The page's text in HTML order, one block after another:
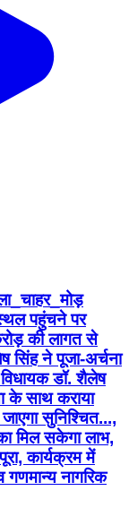
पहुंचने पर
की लागत से
सिंह ने पूजा-अर्चना
विधायक डॉ. शैलेष
के साथ कराया
सुनिश्चित...,
मिल सकेगा लाभ,
कार्यक्रम में
गणमान्य नागरिक